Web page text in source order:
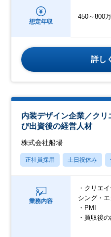
想定年収
450～800
詳し
内装デザイン企業／ク
び出資後の経営人材
株式会社船場
正社員採用 土日祝休み
業務内容
・クリエ
シング・
・PMI
・買収後